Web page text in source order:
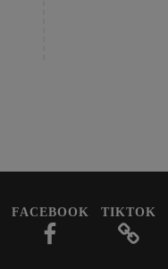
FACEBOOK TIKTOK